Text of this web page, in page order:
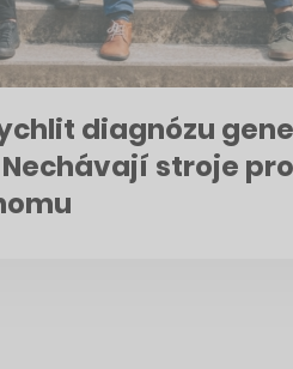
diagnózu
stroje